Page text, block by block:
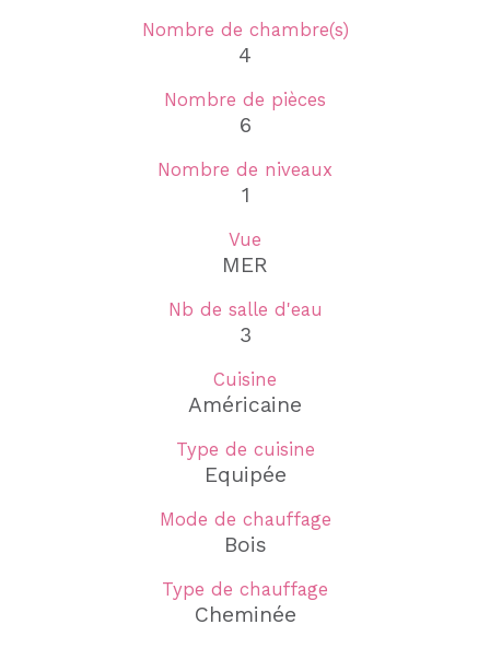
Nombre de chambre(s)
4
Nombre de pièces
6
Nombre de niveaux
1
Vue
MER
Nb de salle d'eau
3
Cuisine
Américaine
Type de cuisine
Equipée
Mode de chauffage
Bois
Type de chauffage
Cheminée